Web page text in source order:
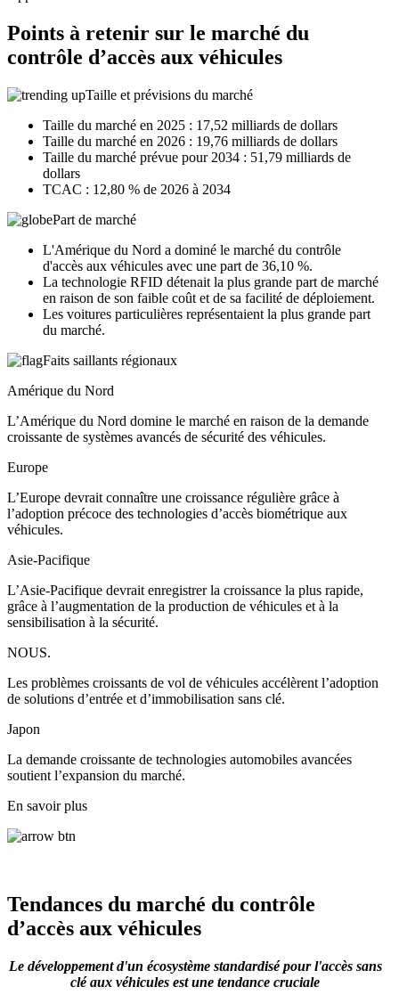
Points à retenir sur le marché du
contrôle d’accès aux véhicules
Taille et prévisions du marché
Taille du marché en 2025 : 17,52 milliards de dollars
Taille du marché en 2026 : 19,76 milliards de dollars
Taille du marché prévue pour 2034 : 51,79 milliards de
dollars
TCAC : 12,80 % de 2026 à 2034
Part de marché
L'Amérique du Nord a dominé le marché du contrôle
d'accès aux véhicules avec une part de 36,10 %.
La technologie RFID détenait la plus grande part de marché
en raison de son faible coût et de sa facilité de déploiement.
Les voitures particulières représentaient la plus grande part
du marché.
Faits saillants régionaux
Amérique du Nord
L’Amérique du Nord domine le marché en raison de la demande
croissante de systèmes avancés de sécurité des véhicules.
Europe
L’Europe devrait connaître une croissance régulière grâce à
l’adoption précoce des technologies d’accès biométrique aux
véhicules.
Asie-Pacifique
L’Asie-Pacifique devrait enregistrer la croissance la plus rapide,
grâce à l’augmentation de la production de véhicules et à la
sensibilisation à la sécurité.
NOUS.
Les problèmes croissants de vol de véhicules accélèrent l’adoption
de solutions d’entrée et d’immobilisation sans clé.
Japon
La demande croissante de technologies automobiles avancées
soutient l’expansion du marché.
En savoir plus
Tendances du marché du contrôle
d’accès aux véhicules
Le développement d'un écosystème standardisé pour l'accès sans
clé aux véhicules est une tendance cruciale